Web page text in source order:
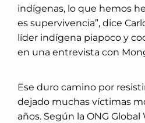
indígenas, lo que hemos
es supervivencia”, dice
líder indígena piapoco y
en una entrevista con
Ese duro camino por
dejado muchas víctimas
años. Según la ONG